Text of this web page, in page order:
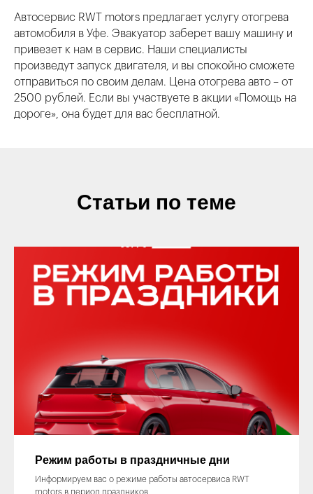
Автосервис RWT motors предлагает услугу отогрева
автомобиля в Уфе. Эвакуатор заберет вашу машину и
привезет к нам в сервис. Наши специалисты
произведут запуск двигателя, и вы спокойно сможете
отправиться по своим делам. Цена отогрева авто – от
2500 рублей. Если вы участвуете в акции «Помощь на
дороге», она будет для вас бесплатной.
Статьи по теме
Режим работы в праздничные дни
Информируем вас о режиме работы автосервиса RWT
motors в период праздников